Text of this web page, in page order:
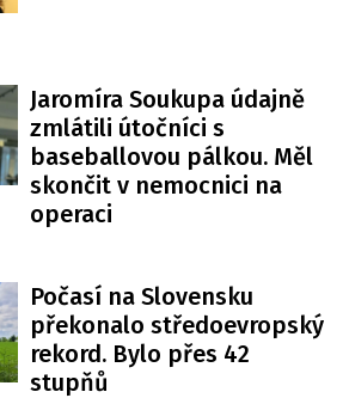
Jaromíra Soukupa údajně
zmlátili útočníci s
baseballovou pálkou. Měl
skončit v nemocnici na
operaci
Počasí na Slovensku
překonalo středoevropský
rekord. Bylo přes 42
stupňů